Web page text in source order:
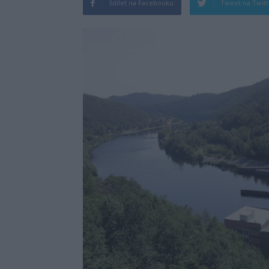
Sdílet na Facebooku Tweet na